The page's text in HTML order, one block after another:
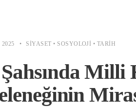
• SIYASET • SOSYOLOJI • TARIH
Milli